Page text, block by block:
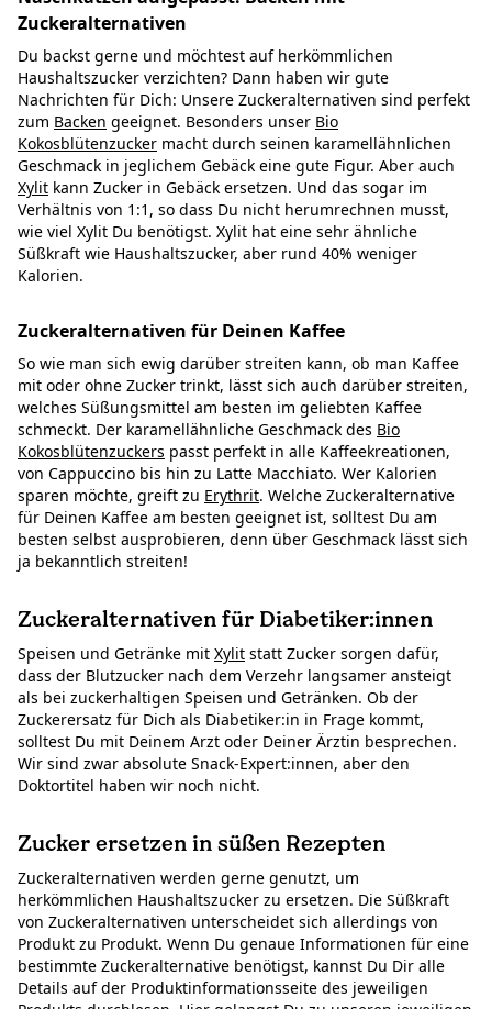
Zuckeralternativen
Du backst gerne und möchtest auf herkömmlichen
Haushaltszucker verzichten? Dann haben wir gute
Nachrichten für Dich: Unsere Zuckeralternativen sind perfekt
zum Backen geeignet. Besonders unser Bio
Kokosblütenzucker macht durch seinen karamellähnlichen
Geschmack in jeglichem Gebäck eine gute Figur. Aber auch
Xylit kann Zucker in Gebäck ersetzen. Und das sogar im
Verhältnis von 1:1, so dass Du nicht herumrechnen musst,
wie viel Xylit Du benötigst. Xylit hat eine sehr ähnliche
Süßkraft wie Haushaltszucker, aber rund 40% weniger
Kalorien.
Zuckeralternativen für Deinen Kaffee
So wie man sich ewig darüber streiten kann, ob man Kaffee
mit oder ohne Zucker trinkt, lässt sich auch darüber streiten,
welches Süßungsmittel am besten im geliebten Kaffee
schmeckt. Der karamellähnliche Geschmack des Bio
Kokosblütenzuckers passt perfekt in alle Kaffeekreationen,
von Cappuccino bis hin zu Latte Macchiato. Wer Kalorien
sparen möchte, greift zu Erythrit. Welche Zuckeralternative
für Deinen Kaffee am besten geeignet ist, solltest Du am
besten selbst ausprobieren, denn über Geschmack lässt sich
ja bekanntlich streiten!
Zuckeralternativen für Diabetiker:innen
Speisen und Getränke mit Xylit statt Zucker sorgen dafür,
dass der Blutzucker nach dem Verzehr langsamer ansteigt
als bei zuckerhaltigen Speisen und Getränken. Ob der
Zuckerersatz für Dich als Diabetiker:in in Frage kommt,
solltest Du mit Deinem Arzt oder Deiner Ärztin besprechen.
Wir sind zwar absolute Snack-Expert:innen, aber den
Doktortitel haben wir noch nicht.
Zucker ersetzen in süßen Rezepten
Zuckeralternativen werden gerne genutzt, um
herkömmlichen Haushaltszucker zu ersetzen. Die Süßkraft
von Zuckeralternativen unterscheidet sich allerdings von
Produkt zu Produkt. Wenn Du genaue Informationen für eine
bestimmte Zuckeralternative benötigst, kannst Du Dir alle
Details auf der Produktinformationsseite des jeweiligen